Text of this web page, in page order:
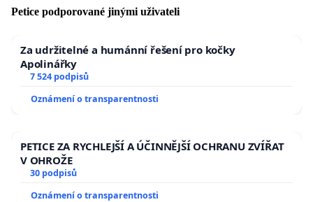
Petice podporované jinými uživateli
Za udržitelné a humánní řešení pro kočky
Apolinářky
7 524 podpisů
Oznámení o transparentnosti
PETICE ZA RYCHLEJŠÍ A ÚČINNĚJŠÍ OCHRANU ZVÍŘAT
V OHROŽE
30 podpisů
Oznámení o transparentnosti